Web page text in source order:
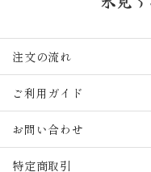
注文の流れ
ご利用ガイド
お問い合わせ
特定商取引